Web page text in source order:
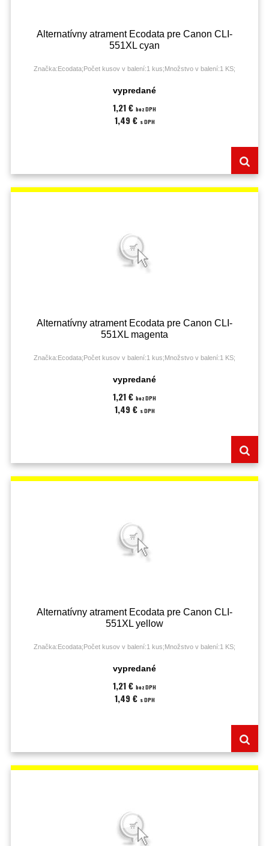
Alternatívny atrament Ecodata pre Canon CLI-
551XL cyan
Značka:Ecodata;Počet kusov v balení:1 kus;Množstvo v balení:1 KS;
vypredané
1,21 € bez DPH
1,49 € s DPH
Alternatívny atrament Ecodata pre Canon CLI-
551XL magenta
Značka:Ecodata;Počet kusov v balení:1 kus;Množstvo v balení:1 KS;
vypredané
1,21 € bez DPH
1,49 € s DPH
Alternatívny atrament Ecodata pre Canon CLI-
551XL yellow
Značka:Ecodata;Počet kusov v balení:1 kus;Množstvo v balení:1 KS;
vypredané
1,21 € bez DPH
1,49 € s DPH